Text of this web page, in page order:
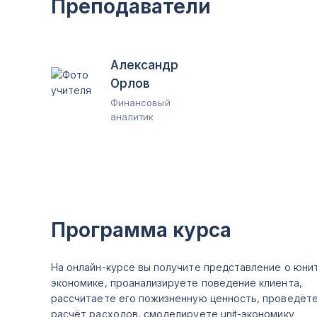
Преподаватели
Александр
Орлов
Финансовый
аналитик
Программа курса
На онлайн-курсе вы получите представление о
экономике, проанализируете поведение клиента,
рассчитаете его пожизненную ценность, проведёте
расчёт расходов, смоделируете unit-экономику